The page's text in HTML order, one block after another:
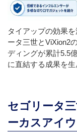
タイアップの効果
ータ三世とViXion2
ディングが累計5.5
に直結する成果を生
セゴリータ
ーカスアイウ